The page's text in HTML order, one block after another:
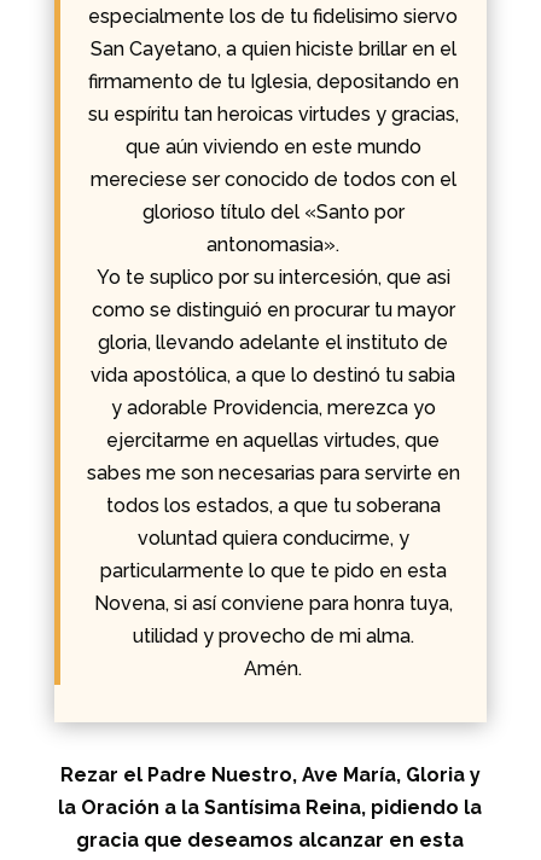
especialmente los de tu fidelisimo siervo
San Cayetano, a quien hiciste brillar en el
firmamento de tu Iglesia, depositando en
su espíritu tan heroicas virtudes y gracias,
que aún viviendo en este mundo
mereciese ser conocido de todos con el
glorioso título del «Santo por
antonomasia».
Yo te suplico por su intercesión, que asi
como se distinguió en procurar tu mayor
gloria, llevando adelante el instituto de
vida apostólica, a que lo destinó tu sabia
y adorable Providencia, merezca yo
ejercitarme en aquellas virtudes, que
sabes me son necesarias para servirte en
todos los estados, a que tu soberana
voluntad quiera conducirme, y
particularmente lo que te pido en esta
Novena, si así conviene para honra tuya,
utilidad y provecho de mi alma.
Amén.
Rezar el Padre Nuestro, Ave María, Gloria y
la Oración a la Santísima Reina, pidiendo la
gracia que deseamos alcanzar en esta